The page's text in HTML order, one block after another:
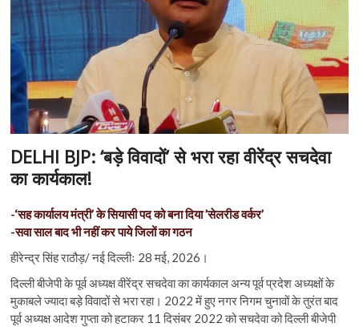
DELHI BJP: ‘बड़े विवादों’ से भरा रहा वीरेंद्र सचदेवा
का कार्यकाल!
-‘सह कार्यालय मंत्री’ के सियासी पद को बना दिया ’सेलरीड वर्कर’
-सवा साल बाद भी नहीं कर पाये जिलों का गठन
हीरेन्द्र सिंह राठौड़/ नई दिल्लीः 28 मई, 2026।
दिल्ली बीजेपी के पूर्व अध्यक्ष वीरेंद्र सचदेवा का कार्यकाल अन्य पूर्व प्रदेश अध्यक्षों के
मुकाबले ज्यादा बड़े विवादों से भरा रहा। 2022 में हुए नगर निगम चुनावों के तुरंत बाद
पूर्व अध्यक्ष आदेश गुप्ता को हटाकर 11 दिसंबर 2022 को सचदेवा को दिल्ली बीजेपी